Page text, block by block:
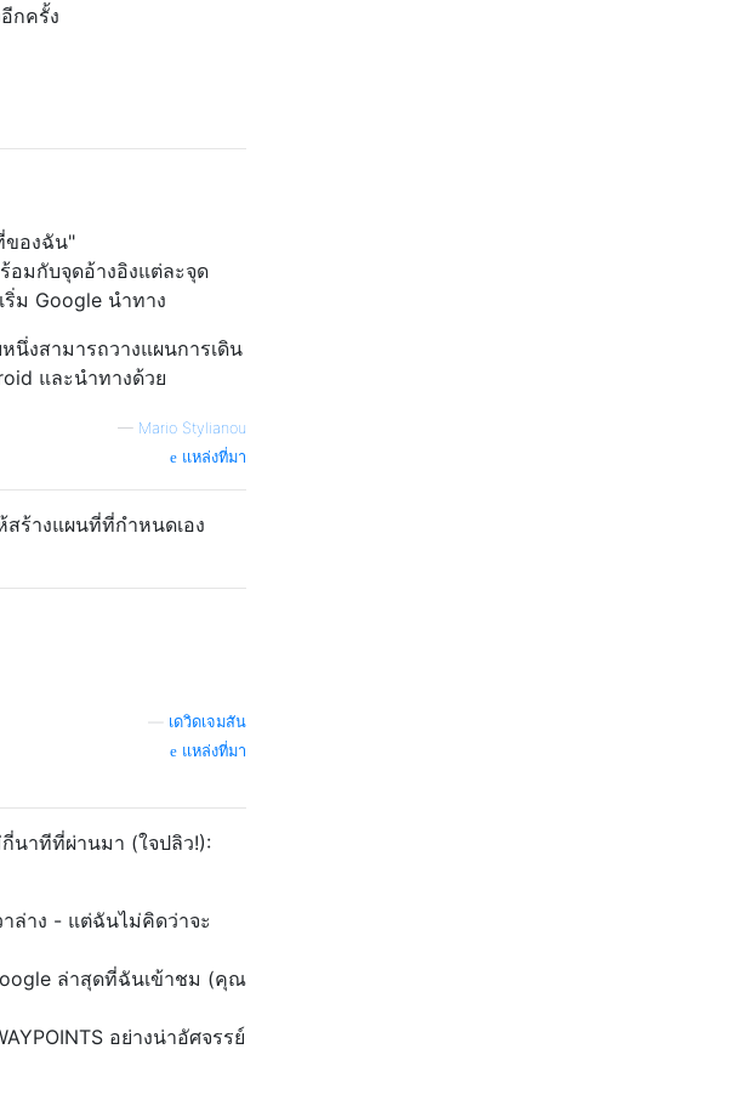
กครั้ง
ของฉัน"
มกับจุดอ้างอิงแต่ละจุด
ม Google นำทาง
งสามารถวางแผนการเดิน
และนำทางด้วย
— Mario Stylianou
แหล่งที่มา
ร้างแผนที่ที่กำหนดเอง
เดวิดเจมสัน
แหล่งที่มา
นาทีที่ผ่านมา (ใจปลิว!):
ล่าง - แต่ฉันไม่คิดว่าจะ
ล่าสุดที่ฉันเข้าชม (คุณ
อย่างน่าอัศจรรย์